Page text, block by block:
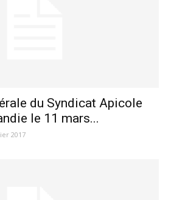
du Syndicat Apicole
le 11 mars...
2017